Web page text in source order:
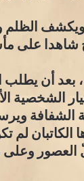
ويكشف
على
بعد أن يطلب
الشخصية
الكاتبان
العصور وعلى